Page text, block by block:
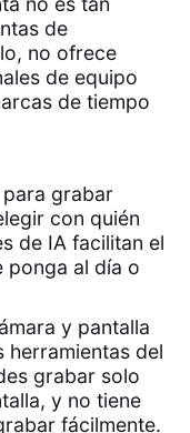
de
no ofrece
de equipo
de tiempo
para grabar
con quién
de IA facilitan el
ponga al día o
y pantalla
herramientas del
grabar solo
y no tiene
fácilmente.